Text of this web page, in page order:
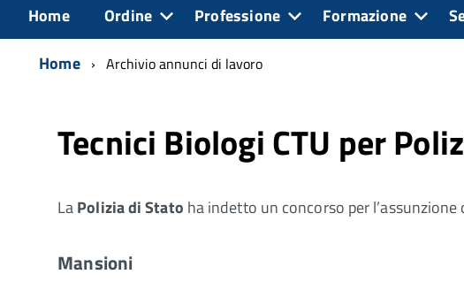
Home Ordine Professione Formazione
Home
Archivio annunci di lavoro
Tecnici Biologi CTU per
LaPolizia di Stato ha indetto un concorso per l’assunzione
Mansioni